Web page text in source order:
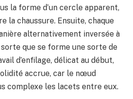
la forme d’un cercle apparent,
la chaussure. Ensuite, chaque
alternativement inversée à
que se forme une sorte de
d’enfilage, délicat au début,
accrue, car le nœud
complexe les lacets entre eux.